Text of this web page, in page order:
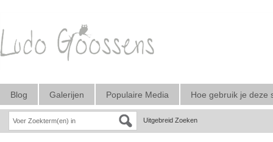
Blog Galerijen Populaire Media Hoe gebruik je deze
Uitgebreid Zoeken